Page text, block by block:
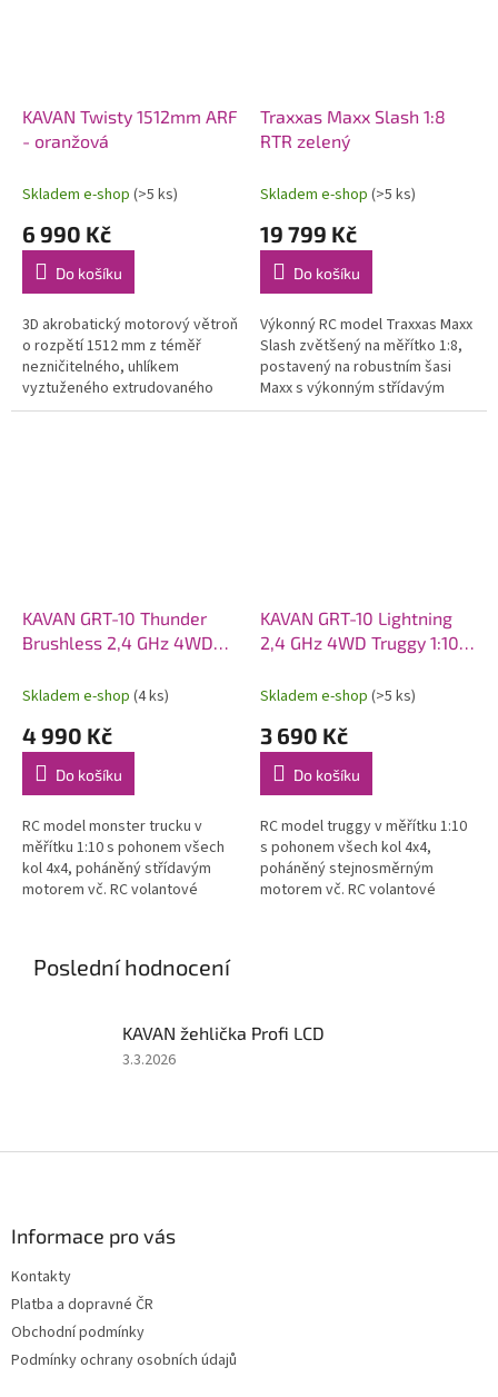
KAVAN Twisty 1512mm ARF
- oranžová
Skladem e-shop (>5 ks)
6 990 Kč
Do košíku
3D akrobatický motorový větroň
o rozpětí 1512 mm z téměř
nezničitelného, uhlíkem
vyztuženého extrudovaného
pěnového polyolefinu (EPO).
Traxxas Maxx Slash 1:8
RTR zelený
Skladem e-shop (>5 ks)
19 799 Kč
Do košíku
Výkonný RC model Traxxas Maxx
Slash zvětšený na měřítko 1:8,
postavený na robustním šasi
Maxx s výkonným střídavým
pohonem 6S. Model poskytuje
KAVAN GRT-10 Thunder
Brushless 2,4 GHz 4WD
Červený
Skladem e-shop (4 ks)
4 990 Kč
Do košíku
RC model monster trucku v
měřítku 1:10 s pohonem všech
kol 4x4, poháněný střídavým
motorem vč. RC volantové
KAVAN GRT-10 Lightning
2,4 GHz 4WD Truggy 1:10 -
Skladem e-shop (>5 ks)
3 690 Kč
Do košíku
RC model truggy v měřítku 1:10
s pohonem všech kol 4x4,
poháněný stejnosměrným
motorem vč. RC volantové
Poslední hodnocení
KAVAN žehlička Profi LCD
Hodnocení
3.3.2026
Informace pro vás
Kontakty
Platba a dopravné ČR
Obchodní podmínky
Podmínky ochrany osobních údajů